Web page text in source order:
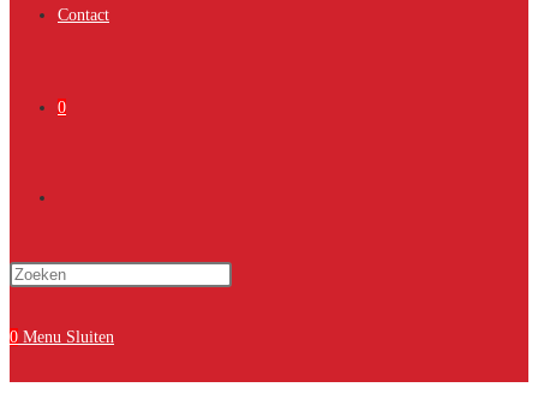
Contact
0
site
0 Menu Sluiten